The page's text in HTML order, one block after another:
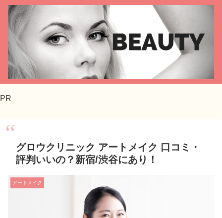
PR
グロウクリニック アートメイク 口コミ・
評判いいの？新宿/渋谷にあり！
アートメイク